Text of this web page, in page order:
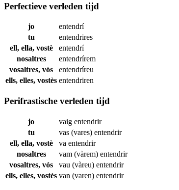
Perfectieve verleden tijd
jo
entendrí
tu
entendrires
ell, ella, vostè
entendrí
nosaltres
entendrírem
vosaltres, vós
entendríreu
ells, elles, vostès entendriren
Perifrastische verleden tijd
jo vaig entendrir
tu
vas (vares) entendrir
ell, ella, vostè
va entendrir
nosaltres
vam (vàrem) entendrir
vosaltres, vós
vau (vàreu) entendrir
ells, elles, vostès van (varen) entendrir